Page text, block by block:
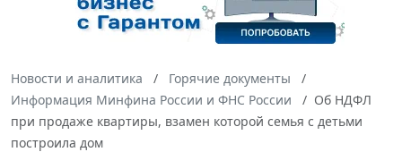
Новости и аналитика
Горячие документы
Информация Минфина России и ФНС России
Об НДФЛ
при продаже квартиры, взамен которой семья с детьми
построила дом